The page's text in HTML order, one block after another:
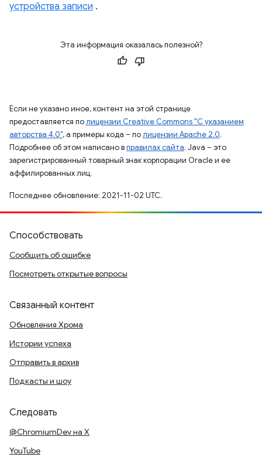
устройства записи .
Эта информация оказалась полезной?
Если не указано иное, контент на этой странице
предоставляется полицензии Creative Commons "С указанием
авторства 4.0", а примеры кода – полицензии Apache 2.0.
Подробнее об этом написано вправилах сайта. Java – это
зарегистрированный товарный знак корпорации Oracle и ее
аффилированных лиц.
Последнее обновление: 2021-11-02 UTC.
Способствовать
Сообщить об ошибке
Посмотреть открытые вопросы
Связанный контент
Обновления Хрома
Истории успеха
Отправить в архив
Подкасты и шоу
Следовать
@ChromiumDev на X
YouTube